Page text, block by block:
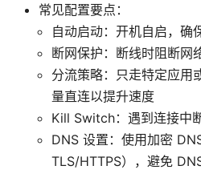
常见配置要点：
自动启动：开机自启，确
断网保护：断线时阻断网
分流策略：只走特定应用
量直连以提升速度
Kill Switch：遇到连接中
DNS 设置：使用加密
TLS/HTTPS），避免